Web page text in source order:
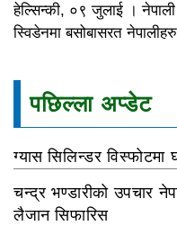
हेल्सिन्की, ०९ जुलाई । नेपाली
स्विडेनमा बसोबासरत
पछिल्ला अप्डेट
ग्यास सिलिन्डर
चन्द्र भण्डारीको उपचार
लैजान सिफारिस